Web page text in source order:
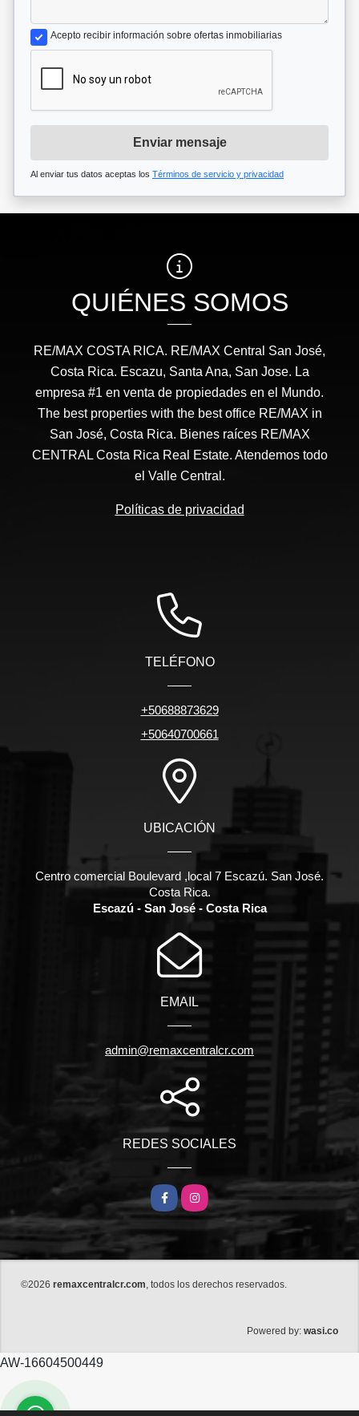
Acepto recibir información sobre ofertas inmobiliarias
Enviar mensaje
Al enviar tus datos aceptas los Términos de servicio y privacidad
QUIÉNES SOMOS
RE/MAX COSTA RICA. RE/MAX Central San José,
Costa Rica. Escazu, Santa Ana, San Jose. La
empresa #1 en venta de propiedades en el Mundo.
The best properties with the best office RE/MAX in
San José, Costa Rica. Bienes raíces RE/MAX
CENTRAL Costa Rica Real Estate. Atendemos todo
el Valle Central.
Políticas de privacidad
TELÉFONO
+50688873629
+50640700661
UBICACIÓN
Centro comercial Boulevard ,local 7 Escazú. San José.
Costa Rica.
Escazú - San José - Costa Rica
EMAIL
admin@remaxcentralcr.com
REDES SOCIALES
FacebookInstagram
©2026 remaxcentralcr.com, todos los derechos reservados.
Powered by: wasi.co
AW-16604500449